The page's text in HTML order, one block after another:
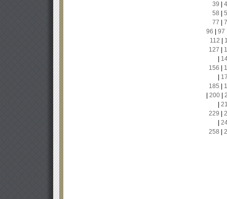
39
58
77
96
97
112
127
156
185
200|
229
258